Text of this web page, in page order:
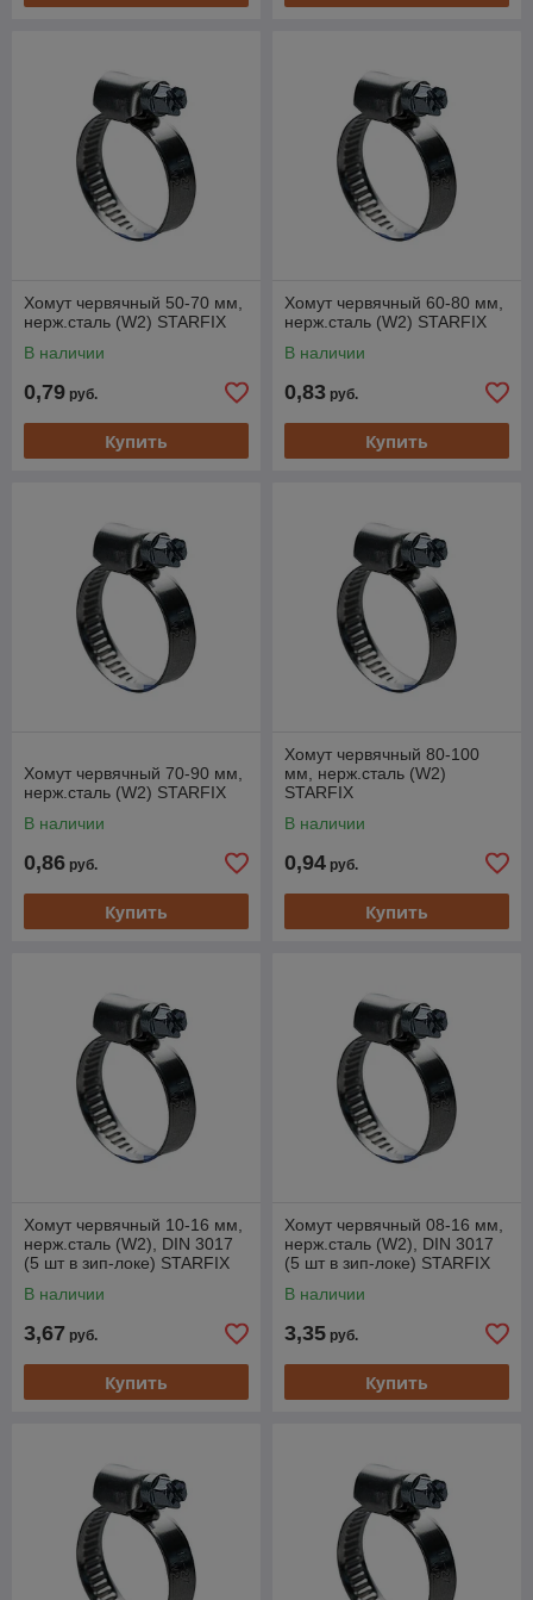
Хомут червячный 50-70 мм,
нерж.сталь (W2) STARFIX
В наличии
0,79 руб.
Купить
Хомут червячный 60-80 мм,
нерж.сталь (W2) STARFIX
В наличии
0,83 руб.
Купить
Хомут червячный 70-90 мм,
нерж.сталь (W2) STARFIX
В наличии
0,86 руб.
Купить
Хомут червячный 80-100
мм, нерж.сталь (W2)
STARFIX
В наличии
0,94 руб.
Купить
Хомут червячный 10-16 мм,
нерж.сталь (W2), DIN 3017
(5 шт в зип-локе) STARFIX
В наличии
3,67 руб.
Купить
Хомут червячный 08-16 мм,
нерж.сталь (W2), DIN 3017
(5 шт в зип-локе) STARFIX
В наличии
3,35 руб.
Купить